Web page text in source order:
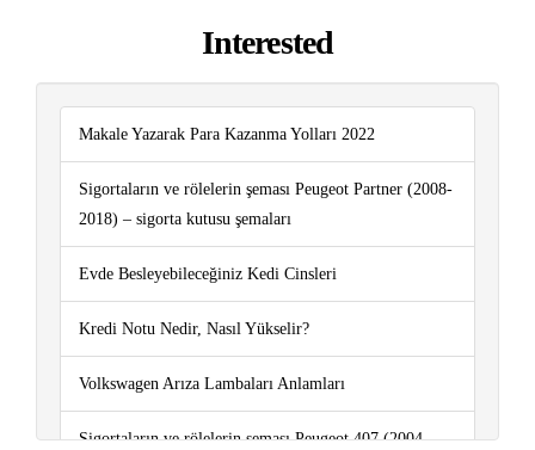
Interested
Makale Yazarak Para Kazanma Yolları 2022
Sigortaların ve rölelerin şeması Peugeot Partner (2008-
2018) – sigorta kutusu şemaları
Evde Besleyebileceğiniz Kedi Cinsleri
Kredi Notu Nedir, Nasıl Yükselir?
Volkswagen Arıza Lambaları Anlamları
Sigortaların ve rölelerin şeması Peugeot 407 (2004-